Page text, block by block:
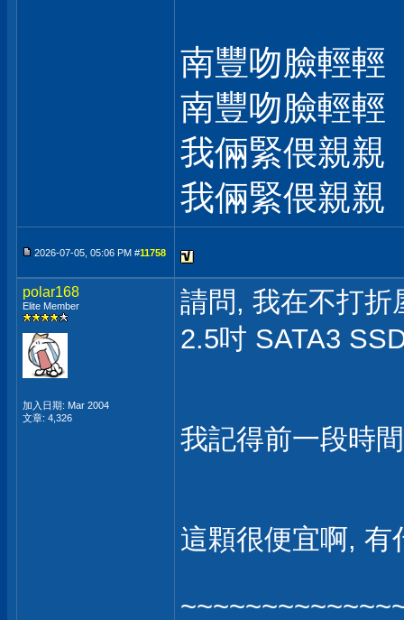
南豐吻臉輕
南豐吻臉輕
我倆緊偎親
我倆緊偎親
2026-07-05, 05:06 PM #11758
polar168
Elite Member
加入日期: Mar 2004
文章: 4,326
請問, 我在不打折
2.5吋 SATA3
我記得前一段時
這顆很便宜啊, 有